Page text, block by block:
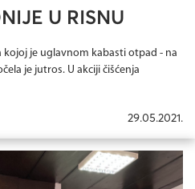
U RISNU
kojoj je uglavnom kabasti otpad - na
je jutros. U akciji čišćenja
29.05.2021.